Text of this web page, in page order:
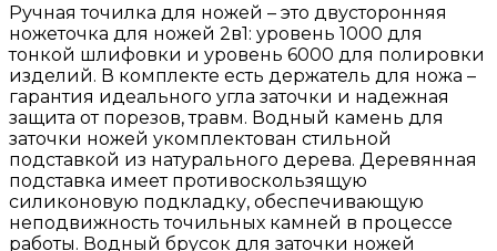
Ручная точилка для ножей – это двусторонняя
ножеточка для ножей 2в1: уровень 1000 для
тонкой шлифовки и уровень 6000 для полировки
изделий. В комплекте есть держатель для ножа –
гарантия идеального угла заточки и надежная
защита от порезов, травм. Водный камень для
заточки ножей укомплектован стильной
подставкой из натурального дерева. Деревянная
подставка имеет противоскользящую
силиконовую подкладку, обеспечивающую
неподвижность точильных камней в процессе
работы. Водный брусок для заточки ножей